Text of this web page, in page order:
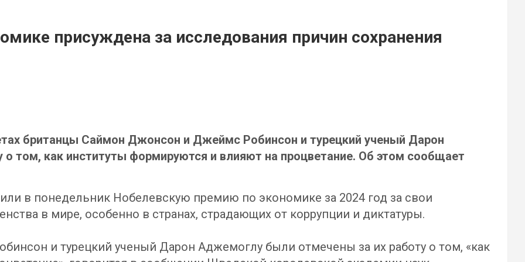
присуждена за исследования причин сохранения
британцы Саймон Джонсон и Джеймс Робинсон и турецкий ученый Дарон
том, как институты формируются и влияют на процветание. Об этом сообщает
в понедельник Нобелевскую премию по экономике за 2024 год за свои
в мире, особенно в странах, страдающих от коррупции и диктатуры.
и турецкий ученый Дарон Аджемоглу были отмечены за их работу о том, «как